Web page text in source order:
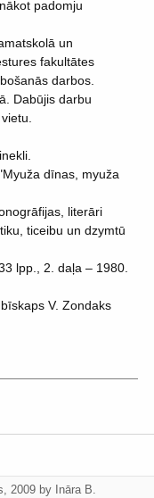
padomju
un
fakultātes
darbos.
Dabūjis darbu
dīnas, myuža
literāri
ticeibu un dzymtū
lpp., 2. daļa – 1980.
V. Zondaks
2009 by
Ināra B.